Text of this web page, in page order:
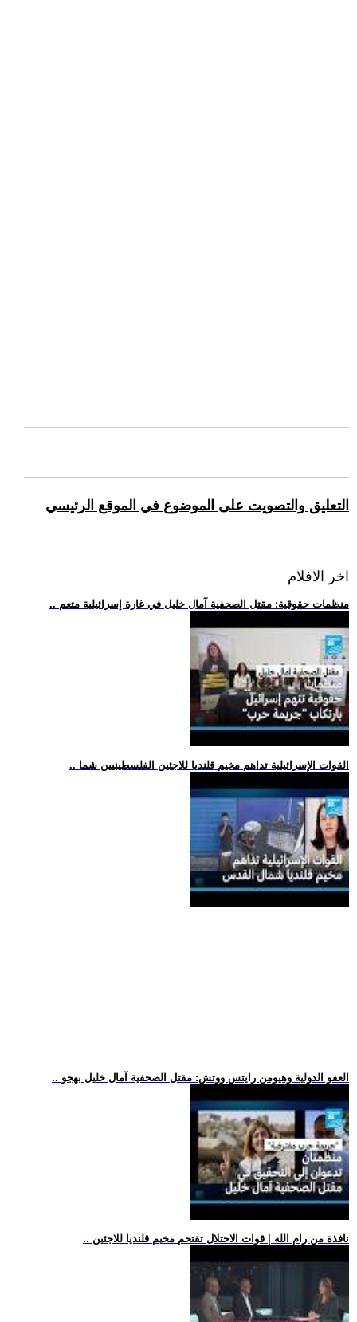
التعليق والتصويت على الموضوع في الموقع الرئيسي
اخر الافلام
.. منظمات حقوقية: مقتل الصحفية آمال خليل في غارة إسرائيلية متعم
.. القوات الإسرائيلية تداهم مخيم قلنديا للاجئين الفلسطينيين شما
.. العفو الدولية وهيومن رايتس ووتش: مقتل الصحفية آمال خليل بهجو
.. نافذة من رام الله | قوات الاحتلال تقتحم مخيم قلنديا للاجئين